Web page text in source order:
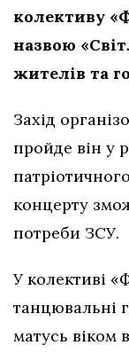
колективу
назвою
жителів та
Захід
пройде він у
концерту
потреби ЗСУ.
У колективі
танцювальні
матусь віком